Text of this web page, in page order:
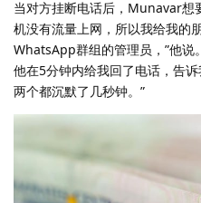
当对方挂断电话后，Munavar想
机没有流量上网，所以我给我的
WhatsApp群组的管理员，”他说
他在5分钟内给我回了电话，告
两个都沉默了几秒钟。”